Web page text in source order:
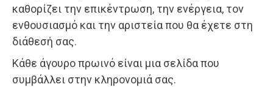
καθορίζει την επικέντρωση, την ενέργεια, τον
ενθουσιασμό και την αριστεία που θα έχετε στη
διάθεσή σας.
Κάθε άγουρο πρωινό είναι μια σελίδα που
συμβάλλει στην κληρονομιά σας.